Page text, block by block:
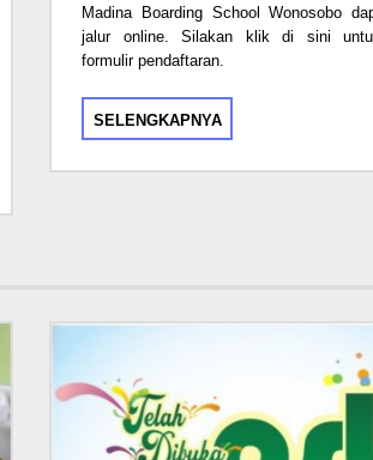
Madina Boarding School Wonosobo
jalur online. Silakan klik di sini
formulir pendaftaran.
SELENGKAPNYA